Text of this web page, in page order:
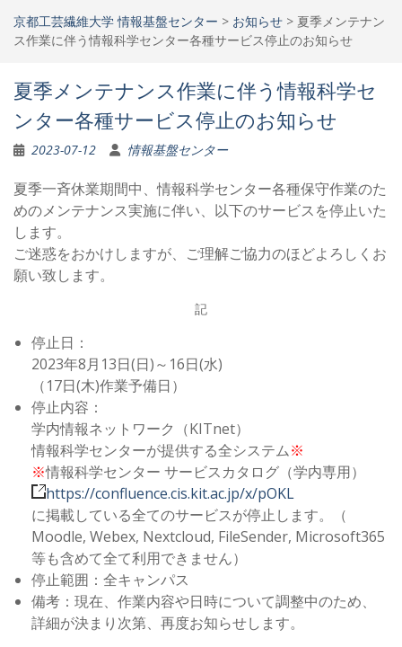
京都工芸繊維大学 情報基盤センター > お知らせ > 夏季メンテナン
ス作業に伴う情報科学センター各種サービス停止のお知らせ
夏季メンテナンス作業に伴う情報科学セ
ンター各種サービス停止のお知らせ
2023-07-12 情報基盤センター
夏季一斉休業期間中、情報科学センター各種保守作業のた
めのメンテナンス実施に伴い、以下のサービスを停止いた
します。
ご迷惑をおかけしますが、ご理解ご協力のほどよろしくお
願い致します。
記
停止日：
2023年8月13日(日)～16日(水)
（17日(木)作業予備日）
停止内容：
学内情報ネットワーク（KITnet）
情報科学センターが提供する全システム※
※情報科学センター サービスカタログ（学内専用）
https://confluence.cis.kit.ac.jp/x/pOKL
に掲載している全てのサービスが停止します。（
Moodle, Webex, Nextcloud, FileSender, Microsoft365
等も含めて全て利用できません）
停止範囲：全キャンパス
備考：現在、作業内容や日時について調整中のため、
詳細が決まり次第、再度お知らせします。